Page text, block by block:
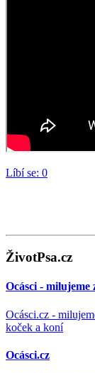
Líbí se: 0
ŽivotPsa.cz
Ocásci - milujeme
Ocásci.cz -
koček a koní
Ocásci.cz